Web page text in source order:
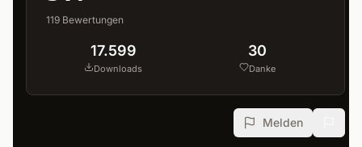
119 Bewertungen
17.599
Downloads
30
Danke
Melden